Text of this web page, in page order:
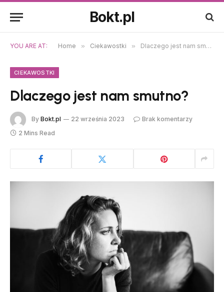
Bokt.pl
YOU ARE AT: Home » Ciekawostki » Dlaczego jest nam smutno?
CIEKAWOSTKI
Dlaczego jest nam smutno?
By Bokt.pl 22 września 2023
Brak komentarzy
2 Mins Read